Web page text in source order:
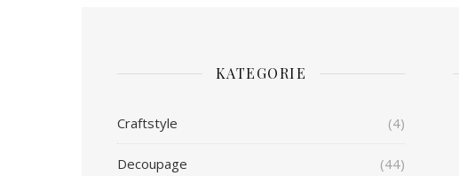
KATEGORIE
Craftstyle (4)
Decoupage (44)